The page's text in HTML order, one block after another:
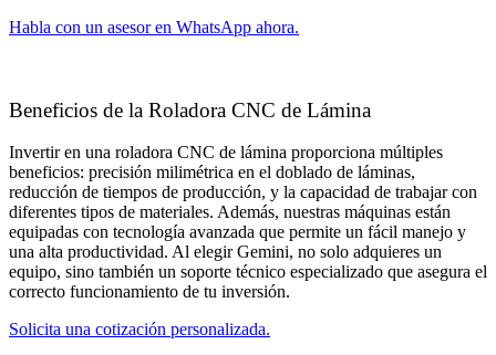
Habla con un asesor en WhatsApp ahora.
Beneficios de la Roladora CNC de Lámina
Invertir en una roladora CNC de lámina proporciona múltiples
beneficios: precisión milimétrica en el doblado de láminas,
reducción de tiempos de producción, y la capacidad de trabajar con
diferentes tipos de materiales. Además, nuestras máquinas están
equipadas con tecnología avanzada que permite un fácil manejo y
una alta productividad. Al elegir Gemini, no solo adquieres un
equipo, sino también un soporte técnico especializado que asegura el
correcto funcionamiento de tu inversión.
Solicita una cotización personalizada.